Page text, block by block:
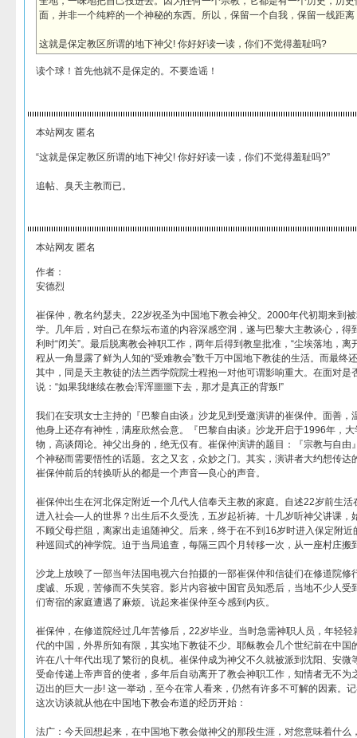
面，并非一个纯粹的一个神秘的东西。所以，保留一个自我，保留一线距
这就是保定教区所谓的地下神父! 你好好读一读，你们不觉得羞耻吗?
读个球！首先他就不是保定的。不要造谣！
本站网友 匿名
“这就是保定教区所谓的地下神父! 你好好读一读，你们不觉得羞耻吗?”
追帖、臭天主教而已。
本站网友 匿名
作者：
安德烈
崔保仲，教名约瑟夫。22岁祝圣为中国地下教会神父。2000年代初期来到
学。几年后，对自己在祭坛布道的内容深感空洞，遂与巴黎大主教谈心，得
利时“闭关”。最后脱离教会神职工作，两年后得到教皇批准，“尘埃落地，离
程从一角显露了鲜为人知的“受难教会”数千万中国地下教徒的生活。而最终
其中，同是天主教徒的法兰西学院院士程抱一对他可谓影响重大。在面对是
说：“如果我继续在教会浑浑噩噩下去，那才是真正的背叛!”
我们在安琪女士主持的『巴黎自由谈』沙龙见到受邀演讲的崔保仲。面善，
他身上还存有神性，满座欣然会意。『巴黎自由谈』沙龙开启于1996年，
物，高谈阔论。神父出身的，绝无仅有。崔保仲演讲的题目：『宗教与自由
个神秘而需要悟性的话题。玄之又玄，众妙之门。其实，演讲者大约想传
崔保仲前后的转换听从的都是一个声音―良心的声音。
崔保仲出生在河北保定附近一个几代人信奉天主教的家庭。自述22岁前生
进入社会―人的世界？出生后不久受洗，五岁起祈祷。十几岁听神父讲课，
不顾父母拦阻，离家出走追随神父。后来，终于在不到16岁时进入保定附
种巡回式的神学院。迫于当局追查，每隔三四个月转移一次，从一座村庄搬
沙龙上放映了一部当年法国电视六台拍摄的一部崔保仲和信徒们在修道院修
虔诚、乐观，苦修而不失笑容。影片内容被中国官员知悉后，当地不少人受
们寄宿的家庭遭遇了麻烦。说起来崔保仲至今感到内疚。
崔保仲，在修道院经过几年苦修后，22岁毕业。当时急需神职人员，年轻
代的中国，外界所知有限，其实地下教徒不少。耶稣教会几个世纪前在中国
许在八十年代出现了繁衍的良机。崔保仲成为神父不久就被派到沈阳、安微
受命传递上帝声音的使者，多年后自动离开了教会神职工作，知情者无不为
迈出的巨大一步! 这一举动，至今在常人看来，仍然有许多不可解的因素。
这次访谈就从他在中国地下教会布道的经历开始：
法广：今天回想起来，在中国地下教会做神父的那段生涯，对您意味着什么